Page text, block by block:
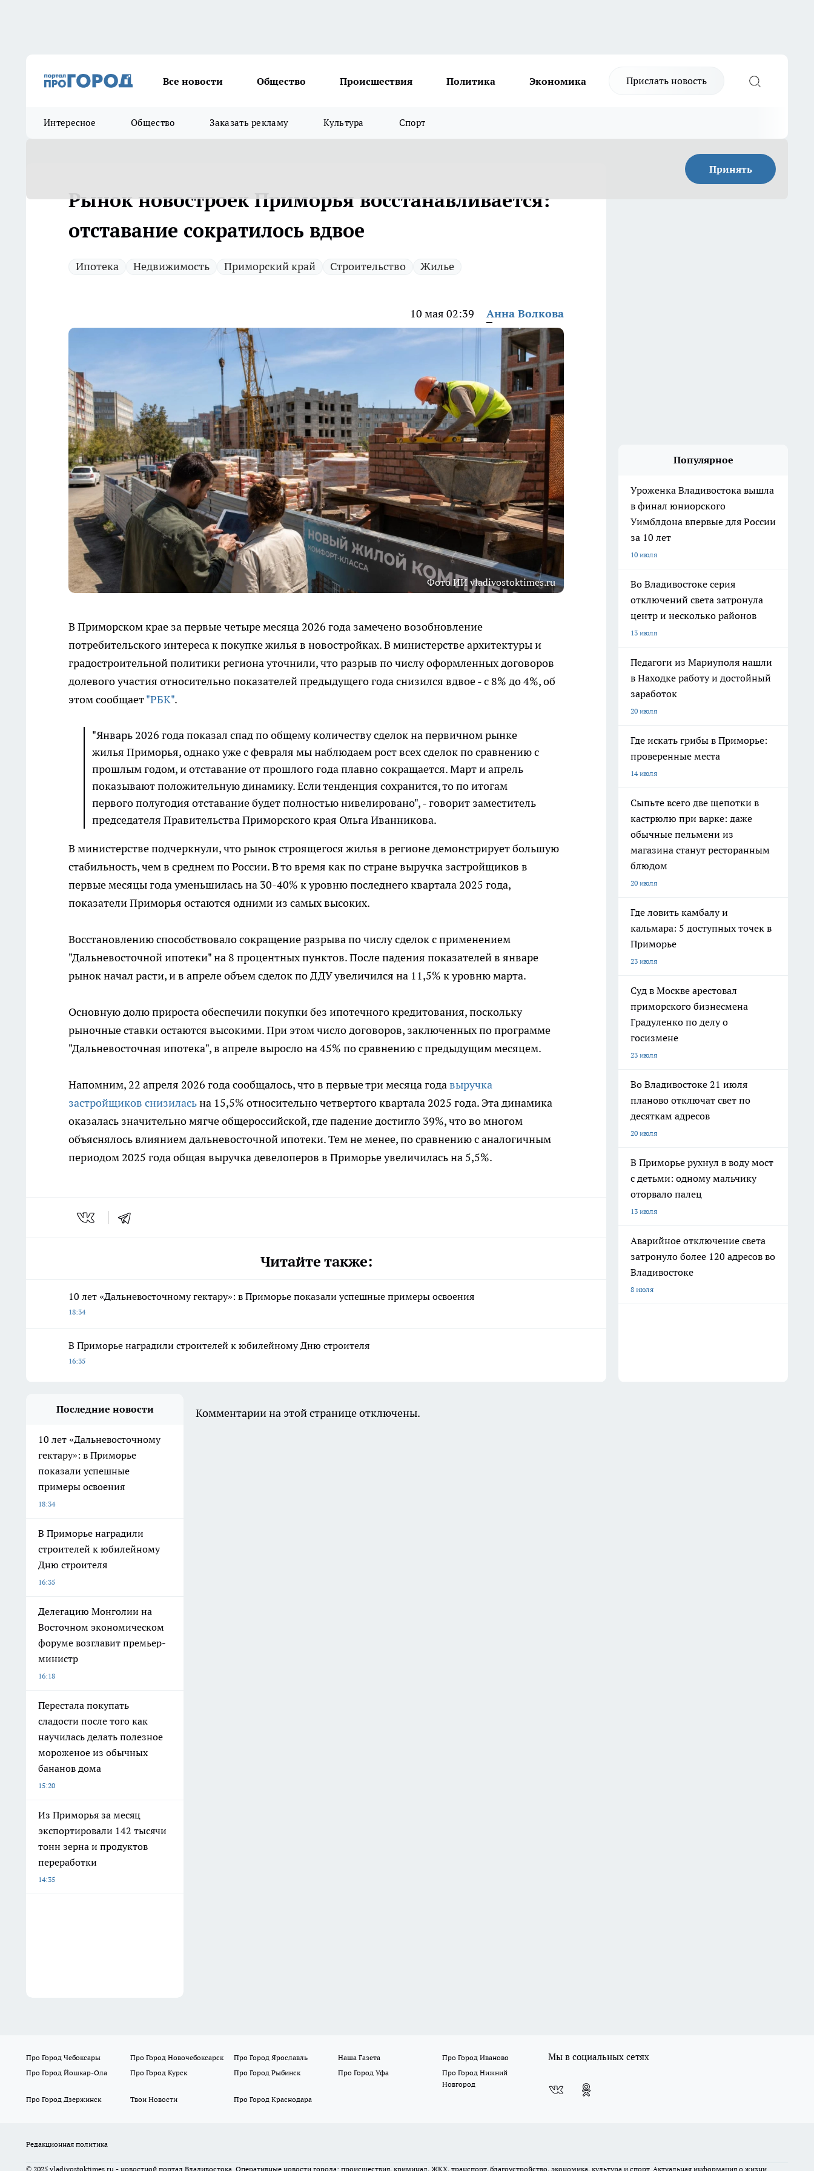
Все новости Общество Происшествия Политика Экономика Прислать новость
Интересное Общество Заказать рекламу Культура Спорт
Принять
Рынок новостроек Приморья восстанавливается:
отставание сократилось вдвое
Ипотека Недвижимость Приморский край Строительство Жилье
10 мая 02:39 Анна Волкова
Фото ИИ vladivostoktimes.ru
В Приморском крае за первые четыре месяца 2026 года замечено возобновление
потребительского интереса к покупке жилья в новостройках. В министерстве архитектуры и
градостроительной политики региона уточнили, что разрыв по числу оформленных договоров
долевого участия относительно показателей предыдущего года снизился вдвое - с 8% до 4%, об
этом сообщает"РБК".
"Январь 2026 года показал спад по общему количеству сделок на первичном рынке
жилья Приморья, однако уже с февраля мы наблюдаем рост всех сделок по сравнению с
прошлым годом, и отставание от прошлого года плавно сокращается. Март и апрель
показывают положительную динамику. Если тенденция сохранится, то по итогам
первого полугодия отставание будет полностью нивелировано", - говорит заместитель
председателя Правительства Приморского края Ольга Иванникова.
В министерстве подчеркнули, что рынок строящегося жилья в регионе демонстрирует большую
стабильность, чем в среднем по России. В то время как по стране выручка застройщиков в
первые месяцы года уменьшилась на 30-40% к уровню последнего квартала 2025 года,
показатели Приморья остаются одними из самых высоких.
Восстановлению способствовало сокращение разрыва по числу сделок с применением
"Дальневосточной ипотеки" на 8 процентных пунктов. После падения показателей в январе
рынок начал расти, и в апреле объем сделок по ДДУ увеличился на 11,5% к уровню марта.
Основную долю прироста обеспечили покупки без ипотечного кредитования, поскольку
рыночные ставки остаются высокими. При этом число договоров, заключенных по программе
"Дальневосточная ипотека", в апреле выросло на 45% по сравнению с предыдущим месяцем.
Напомним, 22 апреля 2026 года сообщалось, что в первые три месяца годавыручка
застройщиков снизиласьна 15,5% относительно четвертого квартала 2025 года. Эта динамика
оказалась значительно мягче общероссийской, где падение достигло 39%, что во многом
объяснялось влиянием дальневосточной ипотеки. Тем не менее, по сравнению с аналогичным
периодом 2025 года общая выручка девелоперов в Приморье увеличилась на 5,5%.
Читайте также:
10 лет «Дальневосточному гектару»: в Приморье показали успешные примеры освоения
18:34
В Приморье наградили строителей к юбилейному Дню строителя
16:35
Популярное
Уроженка Владивостока вышла
в финал юниорского
Уимблдона впервые для России
за 10 лет
10 июля
Во Владивостоке серия
отключений света затронула
центр и несколько районов
13 июля
Педагоги из Мариуполя нашли
в Находке работу и достойный
заработок
20 июля
Где искать грибы в Приморье:
проверенные места
14 июля
Сыпьте всего две щепотки в
кастрюлю при варке: даже
обычные пельмени из
магазина станут ресторанным
блюдом
20 июля
Где ловить камбалу и
кальмара: 5 доступных точек в
Приморье
23 июля
Суд в Москве арестовал
приморского бизнесмена
Градуленко по делу о
госизмене
23 июля
Во Владивостоке 21 июля
планово отключат свет по
десяткам адресов
20 июля
В Приморье рухнул в воду мост
с детьми: одному мальчику
оторвало палец
13 июля
Аварийное отключение света
затронуло более 120 адресов во
Владивостоке
8 июля
Последние новости
10 лет «Дальневосточному
гектару»: в Приморье
показали успешные
примеры освоения
18:34
В Приморье наградили
строителей к юбилейному
Дню строителя
16:35
Делегацию Монголии на
Восточном экономическом
форуме возглавит премьер-
министр
16:18
Перестала покупать
сладости после того как
научилась делать полезное
мороженое из обычных
бананов дома
15:20
Из Приморья за месяц
экспортировали 142 тысячи
тонн зерна и продуктов
переработки
14:35
Комментарии на этой странице отключены.
Про Город Чебоксары Про Город Новочебоксарск Про Город Ярославль Наша Газета
Про Город Иваново
Про Город Йошкар-Ола
Про Город Курск Про Город Рыбинск Про Город Уфа
Про Город Нижний
Новгород
Про Город Дзержинск
Твои Новости Про Город Краснодара
Мы в социальных сетях
Редакционная политика
© 2025 vladivostoktimes.ru - новостной портал Владивостока. Оперативные новости города: происшествия, криминал, ЖКХ, транспорт, благоустройство, экономика, культура и спорт. Актуальная информация о жизни